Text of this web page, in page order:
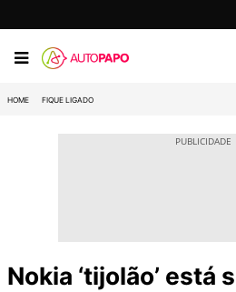
HOME FIQUE LIGADO
Nokia ‘tijolão’ está